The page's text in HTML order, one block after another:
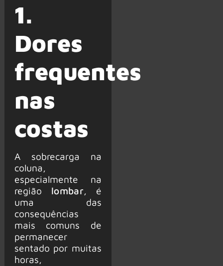
1.
Dores
frequentes
nas
costas
A sobrecarga na
coluna,
especialmente na
região lombar, é
uma das
consequências
mais comuns de
permanecer
sentado por muitas
horas,